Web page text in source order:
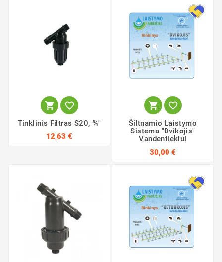
 
Tinklinis Filtras S20, ¾"
12,63 €
 
Šiltnamio Laistymo
Sistema "Dvikojis"
Vandentiekiui
30,00 €